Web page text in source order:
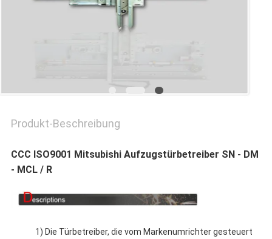
SITEMAP
Produkt-Beschreibung
CCC ISO9001 Mitsubishi Aufzugstürbetreiber SN - DM
- MCL / R
1) Die Türbetreiber, die vom Markenumrichter gesteuert